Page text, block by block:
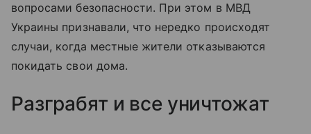
вопросами безопасности. При этом в МВД
Украины признавали, что нередко происходят
случаи, когда местные жители отказываются
покидать свои дома.
Разграбят и все уничтожат